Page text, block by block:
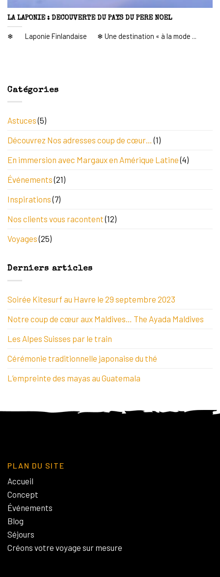
LA LAPONIE : DECOUVERTE DU PAYS DU PERE NOEL
❄ Laponie Finlandaise ❄ Une destination « à la mode ...
Catégories
Astuces(5)
Découvrez Nos adresses coup de cœur… (1)
En immersion avec Margaux en Amérique Latine(4)
Événements(21)
Inspirations(7)
Nos clients vous racontent(12)
Voyages(25)
Derniers articles
Soirée Kitesurf au Havre le 29 septembre 2023
Notre coup de cœur aux Maldives… The Ayada Maldives
Les Alpes Suisses par le train
Cérémonie traditionnelle japonaise du thé
L’empreinte des mayas au Guatemala
PLAN DU SITE
Accueil
Concept
Événements
Blog
Séjours
Créons votre voyage sur mesure